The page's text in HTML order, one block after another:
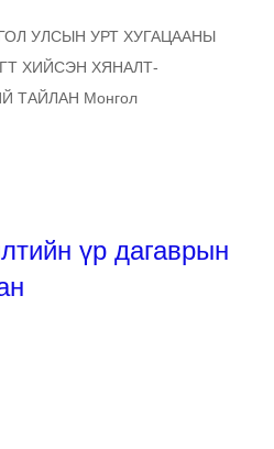
УЛСЫН УРТ ХУГАЦААНЫ
ХИЙСЭН ХЯНАЛТ-
ТАЙЛАН Монгол
үр дагаврын